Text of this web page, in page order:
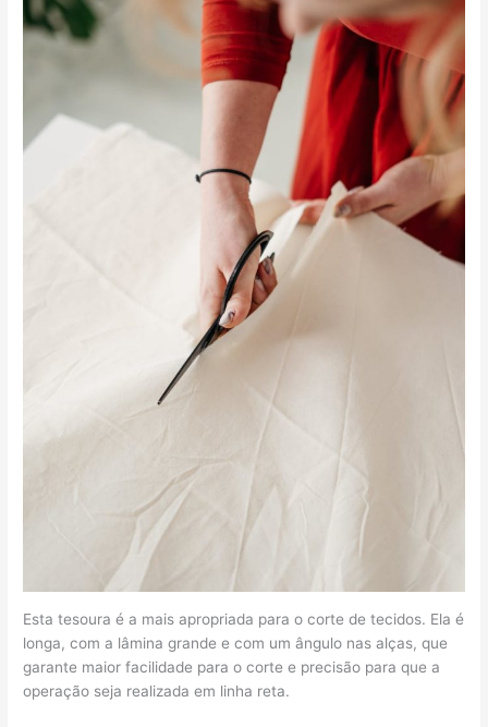
Esta tesoura é a mais apropriada para o corte de tecidos. Ela é
longa, com a lâmina grande e com um ângulo nas alças, que
garante maior facilidade para o corte e precisão para que a
operação seja realizada em linha reta.